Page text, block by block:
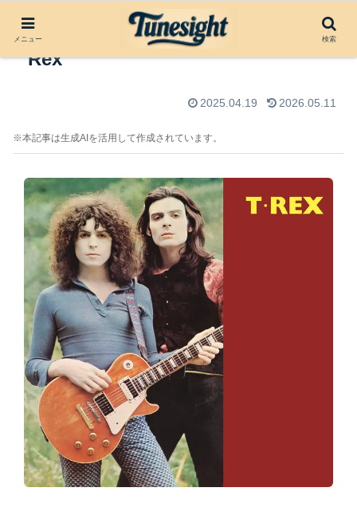
アルバムレビュー：T. Rex by T.
Rex
2025.04.19 2026.05.11
※本記事は生成AIを活用して作成されています。
メニュー 検索